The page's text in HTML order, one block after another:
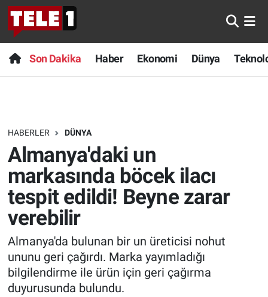
Son Dakika Haber Ekonomi Dünya
HABERLER DÜNYA
Almanya'daki un
markasında böcek ilacı
tespit edildi! Beyne zarar
verebilir
Almanya'da bulunan bir un üreticisi nohut
ununu geri çağırdı. Marka yayımladığı
bilgilendirme ile ürün için geri çağırma
duyurusunda bulundu.
Anında Manşet
Başka Sohbetler
Bilim turu
Bilim ve Teknoloji Evreni
Doğa Konuşuyor
Dünya
Ege Saati
Ege'den Esintiler
Son Dakika
Haber
Dünya
Teknoloji
Sağlık
Spor
Yayın Akışı
İletişim
Nöbetçi Eczaneler
Hava Durumu
Trafik Durumu
Süper Lig Puan Durumu ve Fikstür
Tüm Manşetler
Son Dakika Haberleri
Haber Arşivi